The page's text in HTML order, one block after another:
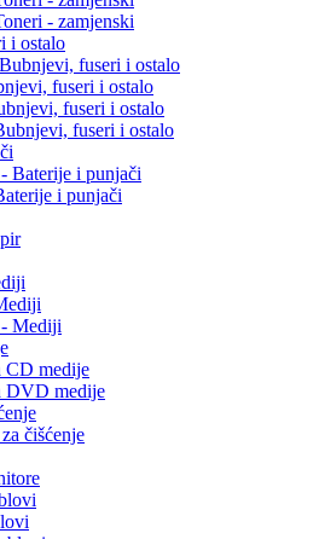
- zamjenski
i ostalo
fuseri i ostalo
fuseri i ostalo
fuseri i ostalo
fuseri i ostalo
Baterije i punjači
i punjači
Mediji
CD medije
DVD medije
čišćenje